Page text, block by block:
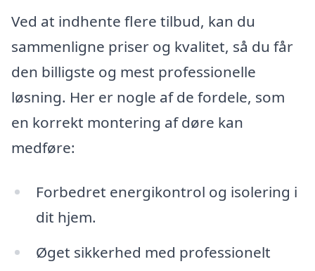
Ved at indhente flere tilbud, kan du
sammenligne priser og kvalitet, så du får
den billigste og mest professionelle
løsning. Her er nogle af de fordele, som
en korrekt montering af døre kan
medføre:
Forbedret energikontrol og isolering i
dit hjem.
Øget sikkerhed med professionelt